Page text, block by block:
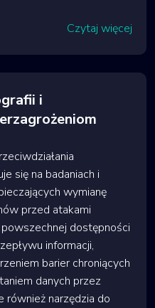
Czytaj więcej
i
się na badaniach i
wymianę
przed atakami
dostępności
informacji,
barier chroniących
danych przez
również narzędzia do